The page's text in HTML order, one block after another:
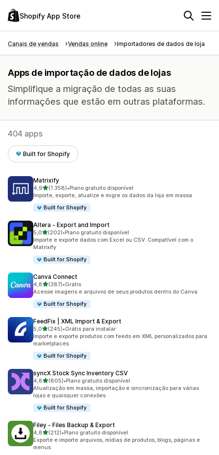
Shopify App Store
Canais de vendas Vendas online Importadores de dados de loja
Apps de importação de dados de lojas
Simplifique a migração de todas as suas
informações que estão em outras plataformas.
404 apps
Built for Shopify
Matrixify
4,9de 5 estrelas
(1.358)
1358 avaliações ao todo
•Plano gratuito disponível
Importe, exporte, atualize e migre os dados da loja em massa
Built for Shopify
Altera ‑ Export and Import
5,0de 5 estrelas
(202)
202 avaliações ao todo
•Plano gratuito disponível
Importe e exporte dados com Excel ou CSV. Compatível com o
Matrixify
Built for Shopify
Canva Connect
4,8de 5 estrelas
(387)
387 avaliações ao todo
•Grátis
Acesse imagens e arquivos de seus produtos dentro do Canva
Built for Shopify
FeedFix | XML Import & Export
5,0de 5 estrelas
(245)
245 avaliações ao todo
•Grátis para instalar
Importe e exporte produtos com feeds em XML personalizados para
marketplaces
Built for Shopify
syncX Stock Sync Inventory CSV
4,8de 5 estrelas
(805)
805 avaliações ao todo
•Plano gratuito disponível
Atualização em massa, importação e sincronização para várias
lojas e quaisquer conexões
Built for Shopify
Filey ‑ Files Backup & Export
4,8de 5 estrelas
(212)
212 avaliações ao todo
•Plano gratuito disponível
Exporte e importe arquivos, mídias de produtos, blogs, páginas e
menus